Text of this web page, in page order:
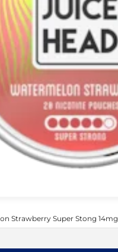
Strawberry Super Stong 14mg